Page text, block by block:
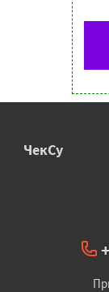
ЧекСу